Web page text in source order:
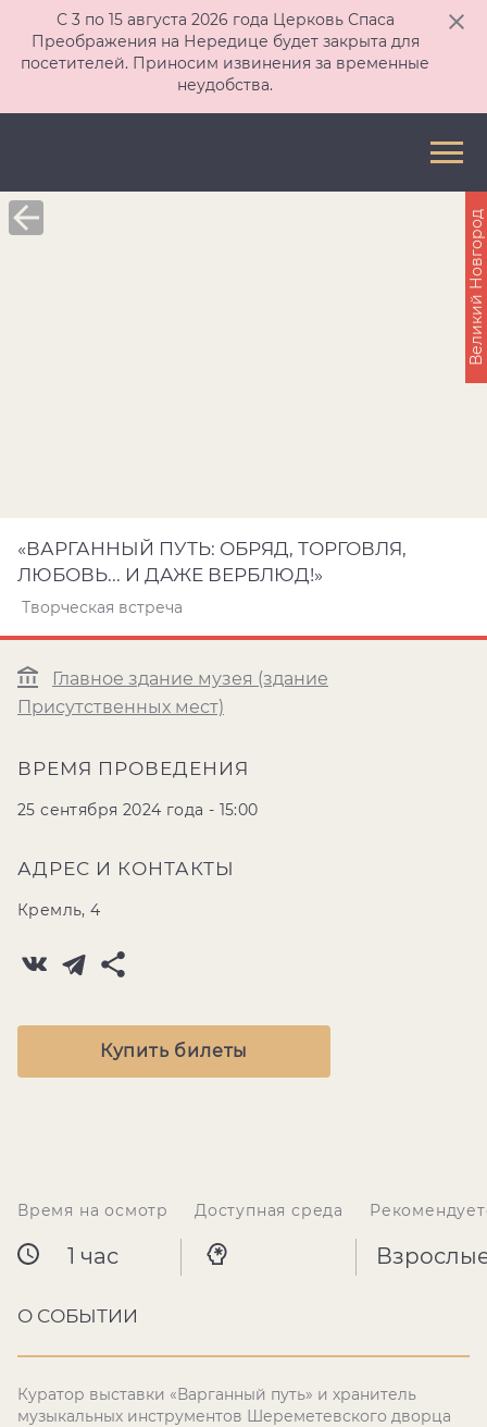
С 3 по 15 августа 2026 года Церковь Спаса
Преображения на Нередице будет закрыта для
посетителей. Приносим извинения за временные
неудобства.
«ВАРГАННЫЙ ПУТЬ: ОБРЯД, ТОРГОВЛЯ,
ЛЮБОВЬ... И ДАЖЕ ВЕРБЛЮД!»
Творческая встреча
Главное здание музея (здание
Присутственных мест)
ВРЕМЯ ПРОВЕДЕНИЯ
25 сентября 2024 года - 15:00
АДРЕС И КОНТАКТЫ
Кремль, 4
Купить билеты
Великий Новгород
Время на осмотр
1 час
Доступная среда
О СОБЫТИИ
Куратор выставки «Варганный путь» и хранитель
музыкальных инструментов Шереметевского дворца